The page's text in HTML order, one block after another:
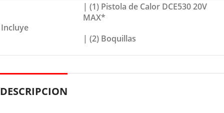
Incluye
| (1) Pistola de Calor DCE530 20V
MAX*
| (2) Boquillas
DESCRIPCION